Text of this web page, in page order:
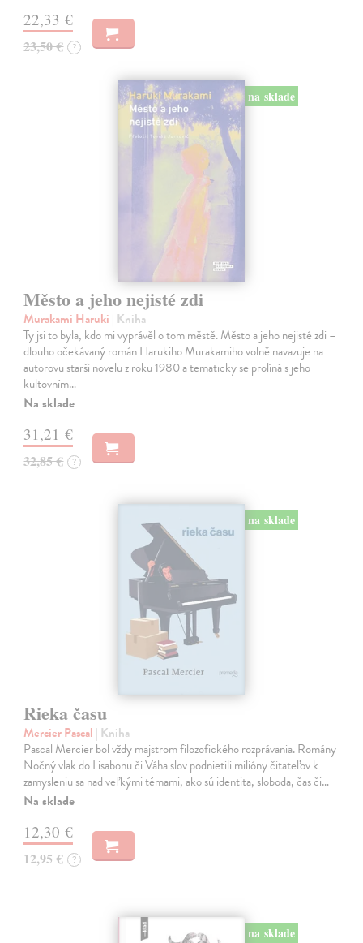
22,33 €
23,50 € ?
na sklade
Město a jeho nejisté zdi
Murakami Haruki | Kniha
Ty jsi to byla, kdo mi vyprávěl o tom městě. Město a jeho nejisté zdi –
dlouho očekávaný román Harukiho Murakamiho volně navazuje na
autorovu starší novelu z roku 1980 a tematicky se prolíná s jeho
kultovním…
Na sklade
31,21 €
32,85 € ?
na sklade
Rieka času
Mercier Pascal | Kniha
Pascal Mercier bol vždy majstrom filozofického rozprávania. Romány
Nočný vlak do Lisabonu či Váha slov podnietili milióny čitateľov k
zamysleniu sa nad veľkými témami, ako sú identita, sloboda, čas či…
Na sklade
12,30 €
12,95 € ?
na sklade